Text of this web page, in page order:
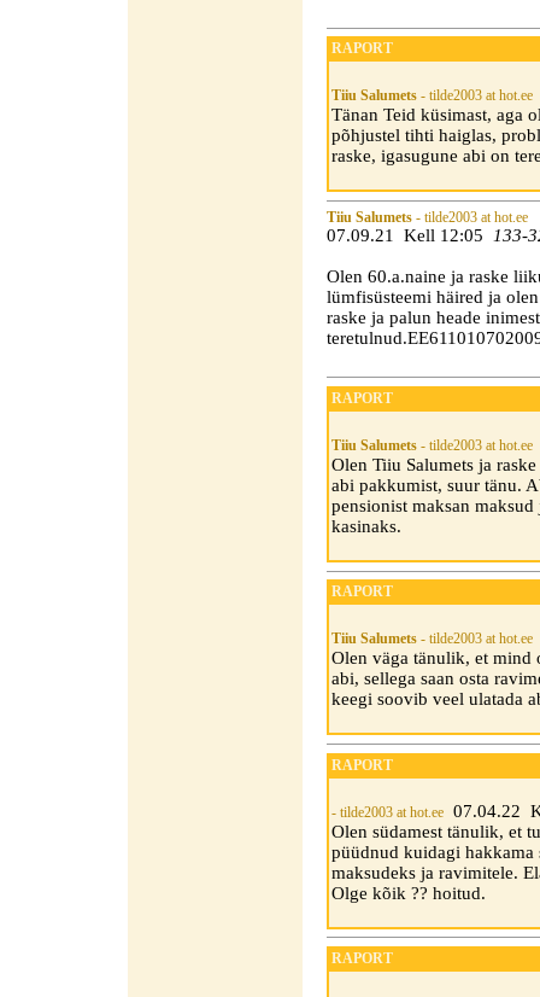
RAPORT
Tiiu Salumets - tilde2003 at hot.ee
Tänan Teid küsimast, aga
põhjustel tihti haiglas,
raske, igasugune abi on
Tiiu Salumets - tilde2003 at hot.ee
07.09.21 Kell 12:05 133-
Olen 60.a.naine ja raske
lümfisüsteemi häired ja
raske ja palun heade
RAPORT
Tiiu Salumets - tilde2003 at hot.ee
Olen Tiiu Salumets ja
abi pakkumist, suur tänu.
pensionist maksan
kasinaks.
RAPORT
Tiiu Salumets - tilde2003 at hot.ee
Olen väga tänulik, et mind
abi, sellega saan osta
keegi soovib veel ulatada
RAPORT
- tilde2003 at hot.ee
07.04.22
Olen südamest tänulik, et
püüdnud kuidagi hakkama
maksudeks ja ravimitele.
Olge kõik ?? hoitud.
RAPORT